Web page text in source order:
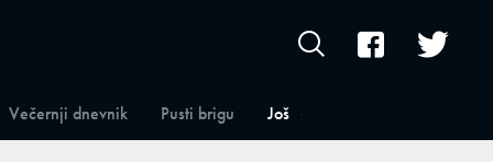
Večernji dnevnik Pusti brigu Još